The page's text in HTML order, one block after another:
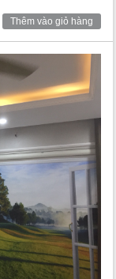
Thêm vào giỏ hàng